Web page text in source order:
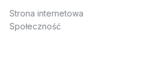
Strona internetowa
Społeczność